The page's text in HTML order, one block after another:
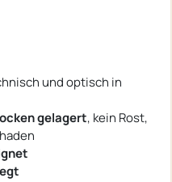
und optisch in
gelagert, kein Rost,